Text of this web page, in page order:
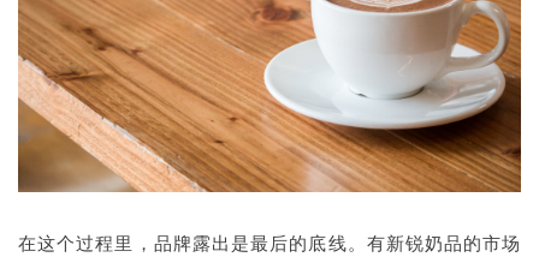
在这个过程里，品牌露出是最后的底线。有新锐奶品的市场